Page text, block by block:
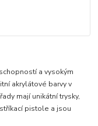
a vysokým
akrylátové barvy v
mají unikátní trysky,
pistole a jsou